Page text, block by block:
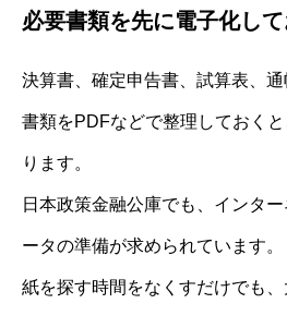
必要書類を先に電子化して
決算書、確定申告書、試算表、
書類をPDFなどで整理しておく
ります。
日本政策金融公庫でも、インタ
ータの準備が求められています。
紙を探す時間をなくすだけでも、